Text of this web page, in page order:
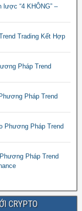
“4 KHÔNG” –
Trading Kết Hợp
Pháp Trend
Pháp Trend
Phương Pháp Trend
Pháp Trend
CRYPTO